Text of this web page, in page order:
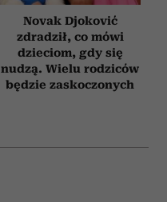
Novak Djoković
zdradził, co mówi
dzieciom, gdy się
nudzą. Wielu rodziców
będzie zaskoczonych